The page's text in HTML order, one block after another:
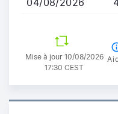
04/08/2026
Mise à jour 10/08/2026
17:30 CEST